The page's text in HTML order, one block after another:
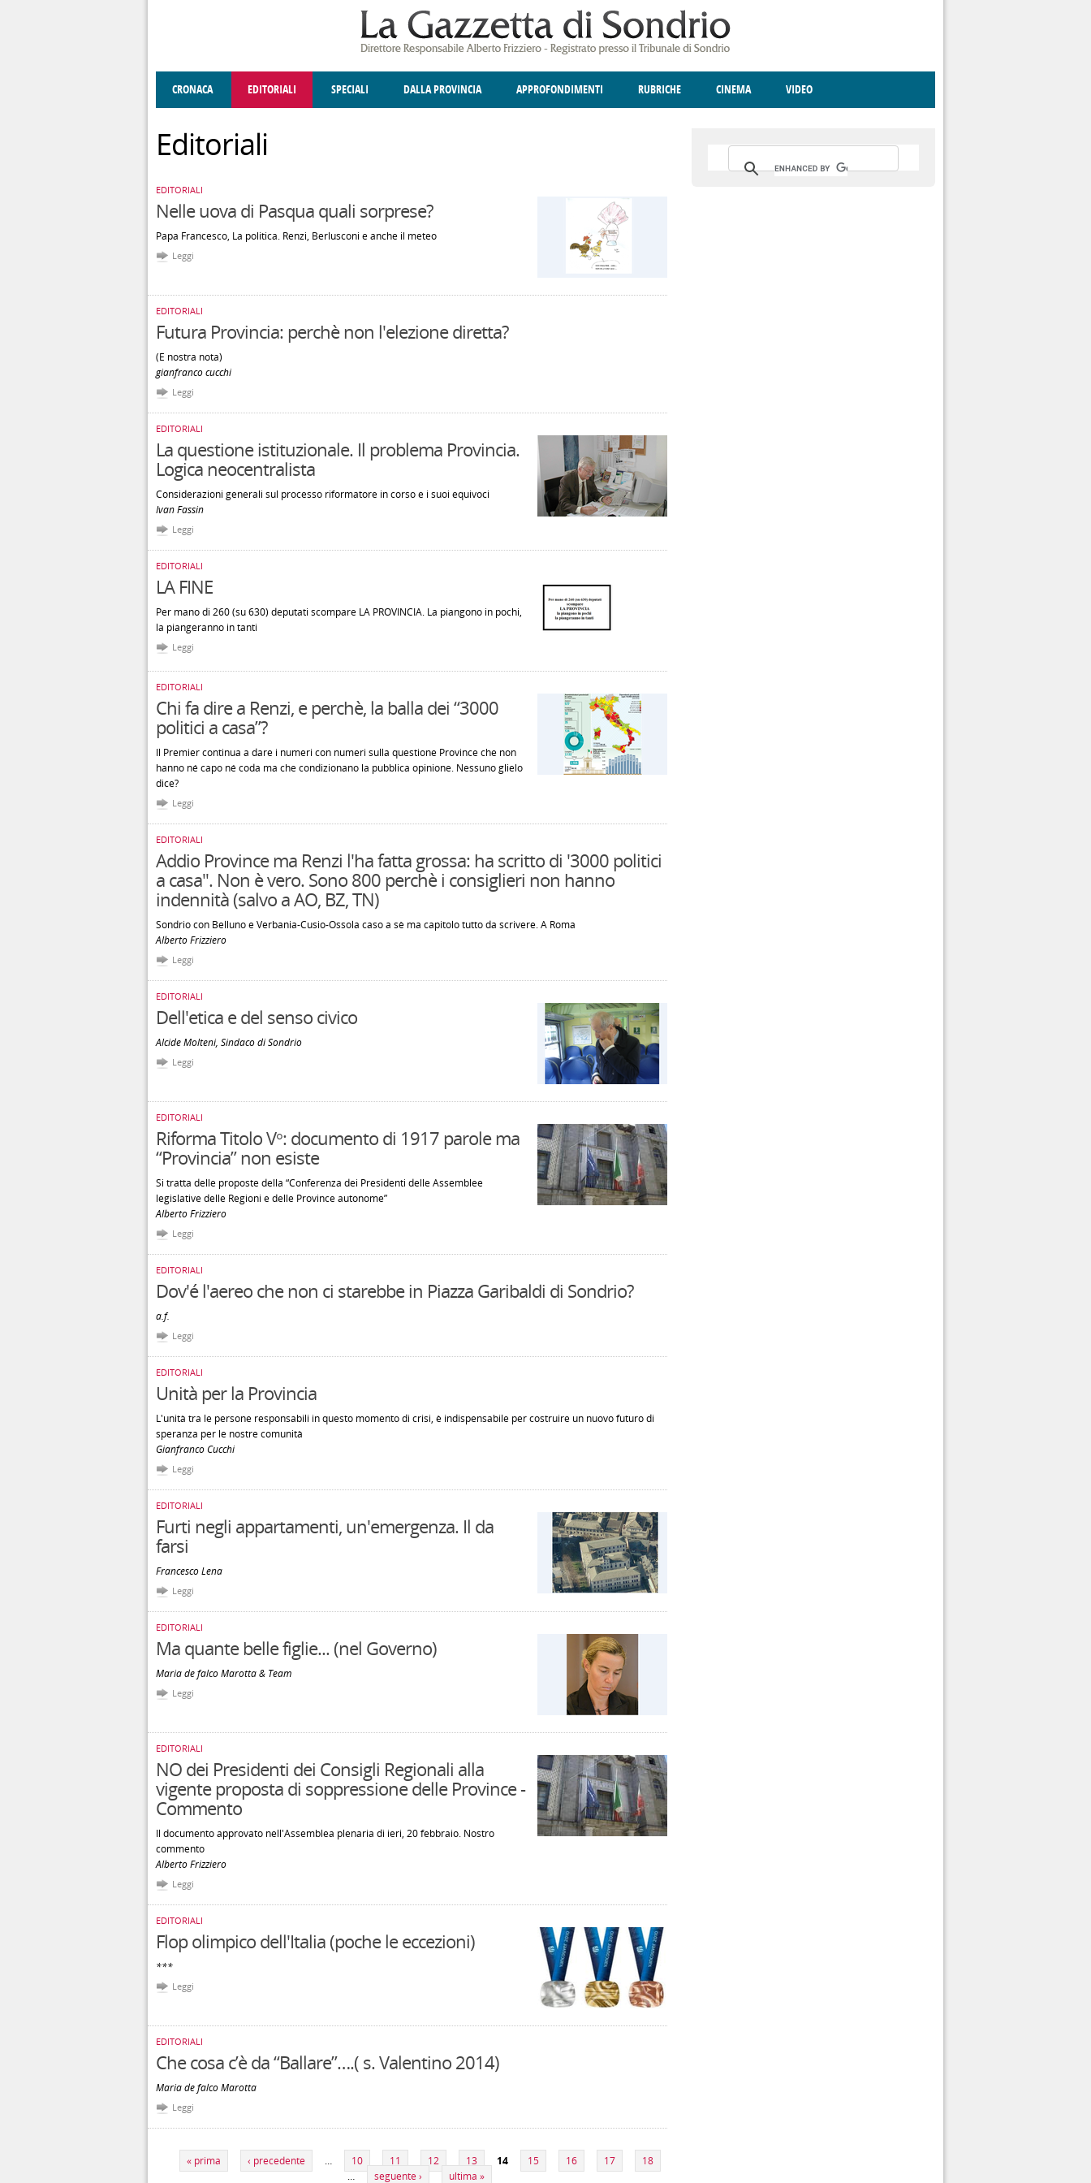
CRONACA EDITORIALI SPECIALI DALLA PROVINCIA APPROFONDIMENTI RUBRICHE CINEMA VIDEO
Editoriali
EDITORIALI
Nelle uova di Pasqua quali sorprese?
Papa Francesco, La politica. Renzi, Berlusconi e anche il meteo
Leggi
EDITORIALI
Futura Provincia: perchè non l'elezione diretta?
(E nostra nota)
gianfranco cucchi
Leggi
EDITORIALI
La questione istituzionale. Il problema Provincia.
Logica neocentralista
Considerazioni generali sul processo riformatore in corso e i suoi equivoci
Ivan Fassin
Leggi
EDITORIALI
LA FINE
Per mano di 260 (su 630) deputati scompare LA PROVINCIA. La piangono in pochi,
la piangeranno in tanti
Leggi
EDITORIALI
Chi fa dire a Renzi, e perchè, la balla dei “3000
politici a casa”?
Il Premier continua a dare i numeri con numeri sulla questione Province che non
hanno né capo né coda ma che condizionano la pubblica opinione. Nessuno glielo
dice?
Leggi
EDITORIALI
Addio Province ma Renzi l'ha fatta grossa: ha scritto di '3000 politici
a casa". Non è vero. Sono 800 perchè i consiglieri non hanno
indennità (salvo a AO, BZ, TN)
Sondrio con Belluno e Verbania-Cusio-Ossola caso a sè ma capitolo tutto da scrivere. A Roma
Alberto Frizziero
Leggi
EDITORIALI
Dell'etica e del senso civico
Alcide Molteni, Sindaco di Sondrio
Leggi
EDITORIALI
Riforma Titolo V°: documento di 1917 parole ma
“Provincia” non esiste
Si tratta delle proposte della “Conferenza dei Presidenti delle Assemblee
legislative delle Regioni e delle Province autonome”
Alberto Frizziero
Leggi
EDITORIALI
Dov'é l'aereo che non ci starebbe in Piazza Garibaldi di Sondrio?
a.f.
Leggi
EDITORIALI
Unità per la Provincia
L'unità tra le persone responsabili in questo momento di crisi, è indispensabile per costruire un nuovo futuro di
speranza per le nostre comunità
Gianfranco Cucchi
Leggi
EDITORIALI
Furti negli appartamenti, un'emergenza. Il da
farsi
Francesco Lena
Leggi
EDITORIALI
Ma quante belle figlie... (nel Governo)
Maria de falco Marotta & Team
Leggi
EDITORIALI
NO dei Presidenti dei Consigli Regionali alla
vigente proposta di soppressione delle Province -
Commento
Il documento approvato nell'Assemblea plenaria di ieri, 20 febbraio. Nostro
commento
Alberto Frizziero
Leggi
EDITORIALI
Flop olimpico dell'Italia (poche le eccezioni)
***
Leggi
EDITORIALI
Che cosa c’è da “Ballare”….( s. Valentino 2014)
Maria de falco Marotta
Leggi
« prima ‹ precedente … 10 11 12 13 14 15 16 17
18
…
seguente › ultima »